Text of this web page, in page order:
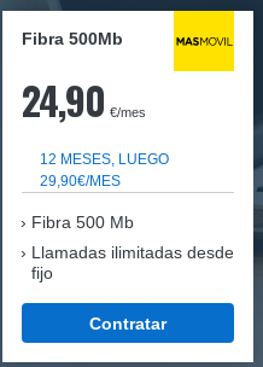
Fibra 500Mb
24,90 €/mes
12 MESES, LUEGO
29,90€/MES
Fibra 500 Mb
Llamadas ilimitadas desde
fijo
Contratar